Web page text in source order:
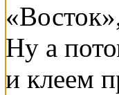
Ну а
и клеем